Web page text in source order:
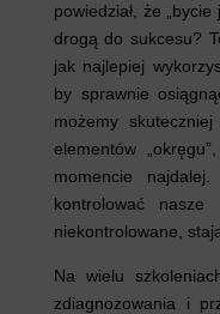
powiedział, że
drogą do sukcesu?
jak najlepiej
by sprawnie
możemy
elementów
momencie
kontrolować
niekontrolowane,
Na wielu
zdiagnozowania i